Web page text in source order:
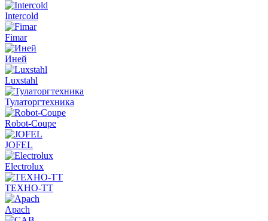
Intercold
Fimar
Иней
Luxstahl
Тулаторгтехника
Robot-Coupe
JOFEL
Electrolux
ТЕХНО-ТТ
Apach